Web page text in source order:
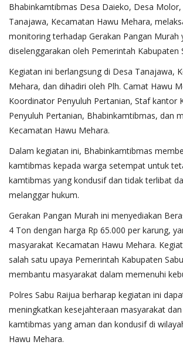
Bhabinkamtibmas Desa Daieko, Desa Molor,
Tanajawa, Kecamatan Hawu Mehara,
monitoring terhadap Gerakan Pangan Murah
diselenggarakan oleh Pemerintah Kabupaten
Kegiatan ini berlangsung di Desa Tanajawa,
Mehara, dan dihadiri oleh Plh. Camat Hawu
Koordinator Penyuluh Pertanian, Staf kantor
Penyuluh Pertanian, Bhabinkamtibmas, dan
Kecamatan Hawu Mehara.
Dalam kegiatan ini, Bhabinkamtibmas
kamtibmas kepada warga setempat untuk
kamtibmas yang kondusif dan tidak terlibat
melanggar hukum.
Gerakan Pangan Murah ini menyediakan
4 Ton dengan harga Rp 65.000 per karung,
masyarakat Kecamatan Hawu Mehara.
salah satu upaya Pemerintah Kabupaten
membantu masyarakat dalam memenuhi
Polres Sabu Raijua berharap kegiatan ini
meningkatkan kesejahteraan masyarakat
kamtibmas yang aman dan kondusif di
Hawu Mehara.